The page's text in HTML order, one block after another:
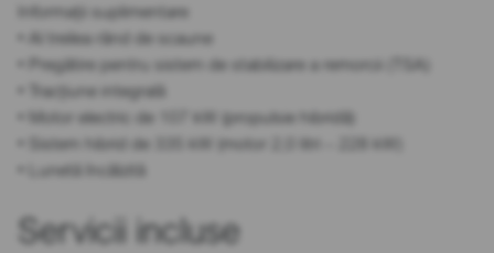
Informații suplimentare
• Al treilea rând de scaune
• Pregătire pentru sistem de stabilizare a remorcii (TSA)
• Tracțiune integrală
• Motor electric de 107 kW (propulsie hibridă)
• Sistem hibrid de 335 kW (motor 2,0 litri – 228 kW)
• Lunetă încălzită
Servicii incluse